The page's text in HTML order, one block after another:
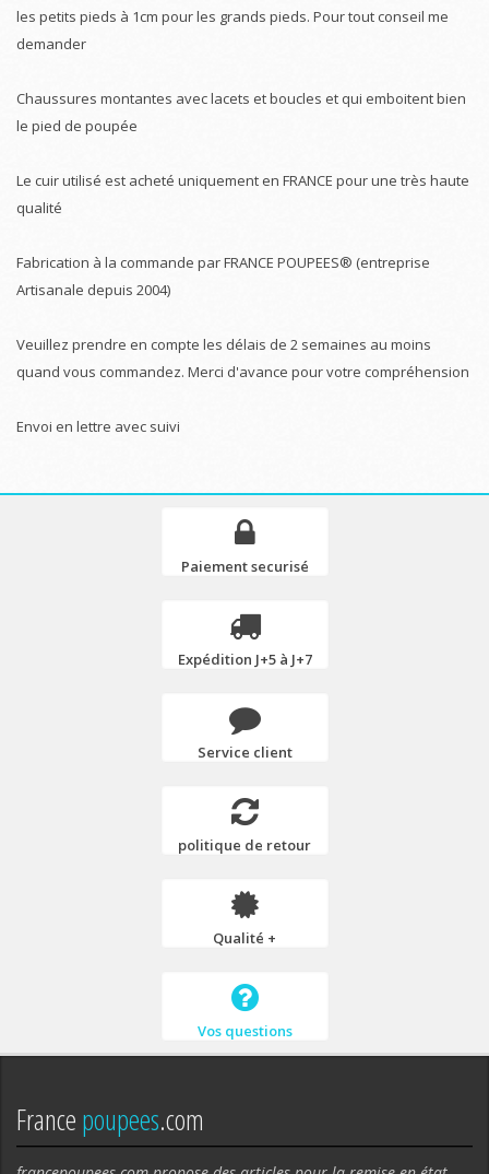
les petits pieds à 1cm pour les grands pieds. Pour tout conseil me
demander
Chaussures montantes avec lacets et boucles et qui emboitent bien
le pied de poupée
Le cuir utilisé est acheté uniquement en FRANCE pour une très haute
qualité
Fabrication à la commande par FRANCE POUPEES® (entreprise
Artisanale depuis 2004)
Veuillez prendre en compte les délais de 2 semaines au moins
quand vous commandez. Merci d'avance pour votre compréhension
Envoi en lettre avec suivi
Paiement securisé
Expédition J+5 à J+7
Service client
politique de retour
Qualité +
Vos questions
Francepoupees.com